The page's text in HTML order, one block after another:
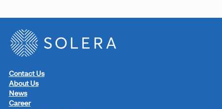
Contact Us
About Us
News
Career